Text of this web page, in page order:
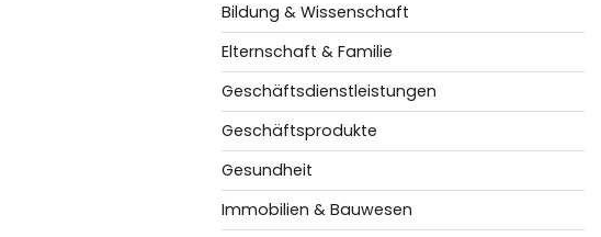
Bildung & Wissenschaft
Elternschaft & Familie
Geschäftsdienstleistungen
Geschäftsprodukte
Gesundheit
Immobilien & Bauwesen